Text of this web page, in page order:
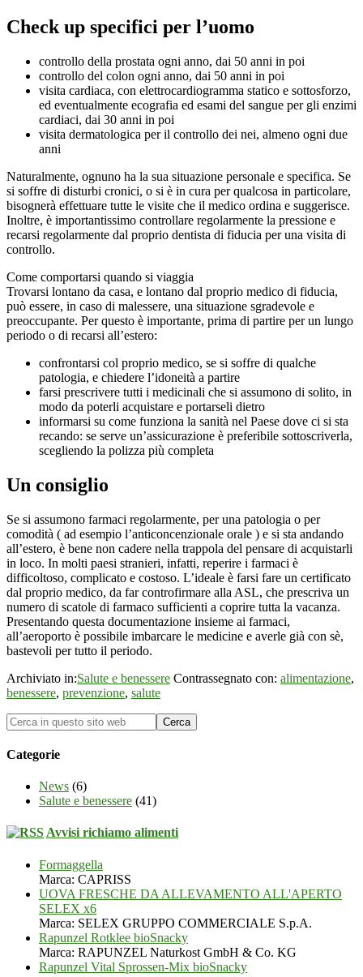
Check up specifici per l’uomo
controllo della prostata ogni anno, dai 50 anni in poi
controllo del colon ogni anno, dai 50 anni in poi
visita cardiaca, con elettrocardiogramma statico e sottosforzo,
ed eventualmente ecografia ed esami del sangue per gli enzimi
cardiaci, dai 30 anni in poi
visita dermatologica per il controllo dei nei, almeno ogni due
anni
Naturalmente, ognuno ha la sua situazione personale e specifica. Se
si soffre di disturbi cronici, o si è in cura per qualcosa in particolare,
bisognerà effettuare tutte le visite che il medico ordina e suggerisce.
Inoltre, è importantissimo controllare regolarmente la pressione e
recarsi regolarmente dal proprio dentista di fiducia per una visita di
controllo.
Come comportarsi quando si viaggia
Trovarsi lontano da casa, e lontano dal proprio medico di fiducia,
può essere, in caso di malessere, una situazione sgradevole e
preoccupante. Per questo è importante, prima di partire per un lungo
periodo o di recarsi all’estero:
confrontarsi col proprio medico, se si soffre di qualche
patologia, e chiedere l’idoneità a partire
farsi prescrivere tutti i medicinali che si assumono di solito, in
modo da poterli acquistare e portarseli dietro
informarsi su come funziona la sanità nel Paese dove ci si sta
recando: se serve un’assicurazione è preferibile sottoscriverla,
scegliendo la polizza più completa
Un consiglio
Se si assumono farmaci regolarmente, per una patologia o per
comodità ( ad esempio l’anticoncenzionale orale ) e si sta andando
all’estero, è bene non cadere nella trappola del pensare di acquistarli
in loco. In molti paesi stranieri, infatti, reperire i farmaci è
difficoltoso, complicato e costoso. L’ideale è farsi fare un certificato
dal proprio medico, da far controfirmare alla ASL, che prescriva un
numero di scatole di farmaco sufficienti a coprire tutta la vacanza.
Presentando questa documentazione insieme ai farmaci,
all’aeroporto è possibile imbarcare le medicine e averle già con sè,
bastevoli per tutto il periodo.
Archiviato in:Salute e benessere Contrassegnato con: alimentazione,
benessere, prevenzione, salute
Categorie
News (6)
Salute e benessere (41)
Avvisi richiamo alimenti
Formaggella
Marca: CAPRISS
UOVA FRESCHE DA ALLEVAMENTO ALL'APERTO
SELEX x6
Marca: SELEX GRUPPO COMMERCIALE S.p.A.
Rapunzel Rotklee bioSnacky
Marca: RAPUNZEL Naturkost GmbH & Co. KG
Rapunzel Vital Sprossen-Mix bioSnacky